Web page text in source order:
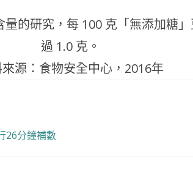
的研究，每 100 克「無添加糖
過 1.0 克。
源：食物安全中心，2016年
26分鐘補數